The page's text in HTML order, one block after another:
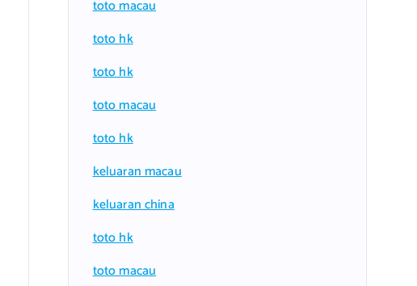
toto macau
toto hk
toto hk
toto macau
toto hk
keluaran macau
keluaran china
toto hk
toto macau